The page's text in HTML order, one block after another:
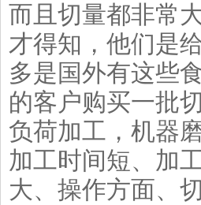
而且切量都非常
才得知，他们是
多是国外有这些
的客户购买一批
负荷加工，机器
加工时间短、加
大、操作方面、